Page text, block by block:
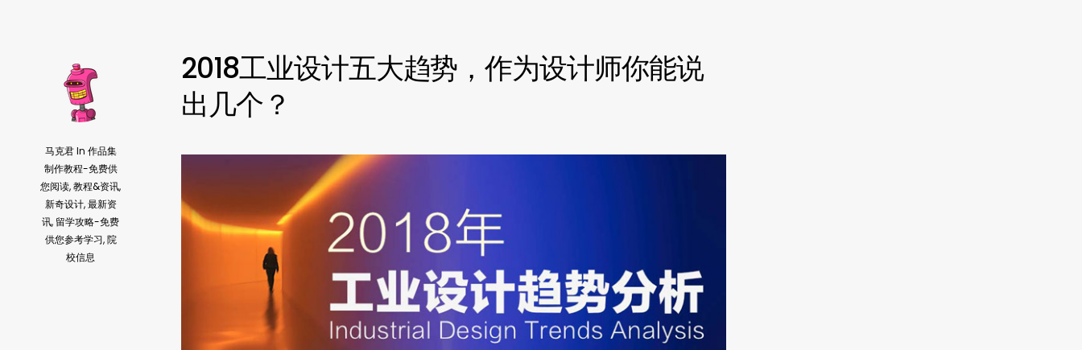
马克君 In 作品集
制作教程-免费供
您阅读,教程&资讯,
新奇设计,最新资
讯, 留学攻略-免费
供您参考学习,院
校信息
2018工业设计五大趋势，作为设计师你能说
出几个？